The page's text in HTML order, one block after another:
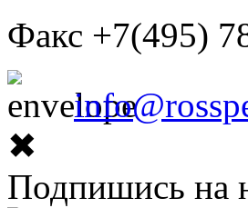
Факс +7(495)
✖
Подпишись на